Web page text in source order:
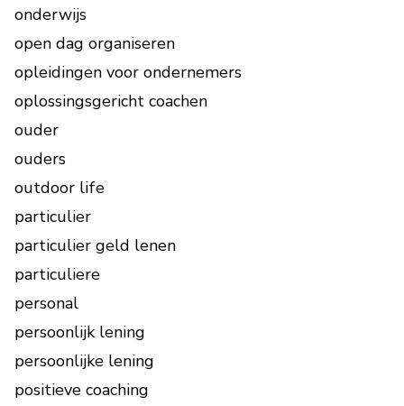
onderwijs
open dag organiseren
opleidingen voor ondernemers
oplossingsgericht coachen
ouder
ouders
outdoor life
particulier
particulier geld lenen
particuliere
personal
persoonlijk lening
persoonlijke lening
positieve coaching